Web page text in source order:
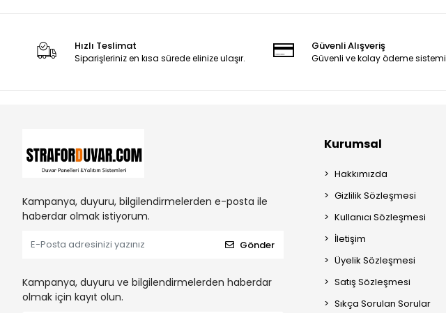
Hızlı Teslimat
Siparişleriniz en kısa sürede elinize ulaşır.
Güvenli Alışveriş
Güvenli ve kolay ödeme sistemi
Kampanya, duyuru, bilgilendirmelerden e-posta ile
haberdar olmak istiyorum.
Gönder
Kampanya, duyuru ve bilgilendirmelerden haberdar
olmak için kayıt olun.
Kurumsal
Hakkımızda
Gizlilik Sözleşmesi
Kullanıcı Sözleşmesi
İletişim
Üyelik Sözleşmesi
Satış Sözleşmesi
Sıkça Sorulan Sorular